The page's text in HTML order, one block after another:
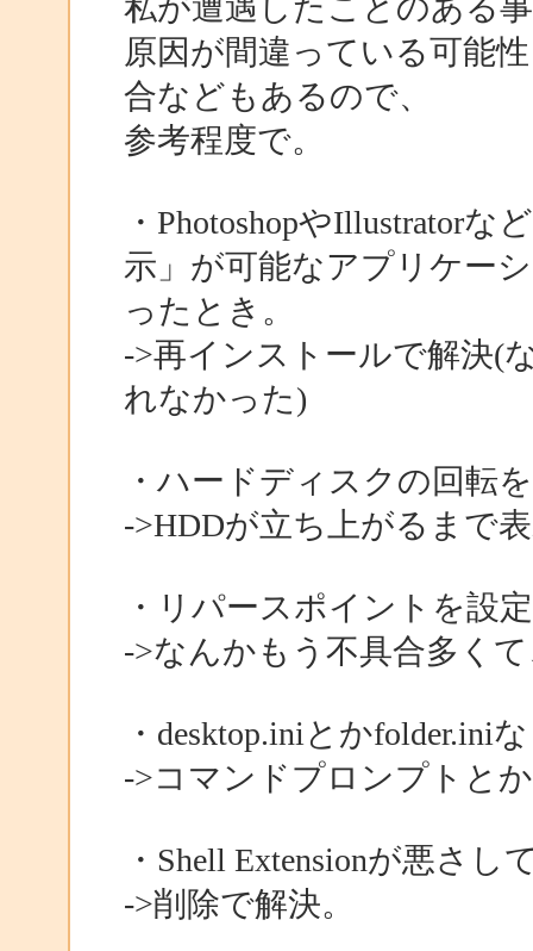
私が遭遇したことのある
原因が間違っている可能
合などもあるので、
参考程度で。
・PhotoshopやIllustrator
示」が可能なアプリケー
ったとき。
->再インストールで解決(
れなかった)
・ハードディスクの回転
->HDDが立ち上がるまで
・リパースポイントを設
->なんかもう不具合多く
・desktop.iniとかfolder.ini
->コマンドプロンプトと
・Shell Extensionが悪さし
->削除で解決。